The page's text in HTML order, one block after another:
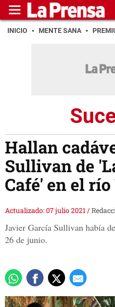
INICIO MENTE SANA
Hallan
Sullivan de
Café' en el
Actualizado: 07 julio 2021/
Javier García Sullivan había
26 de junio.